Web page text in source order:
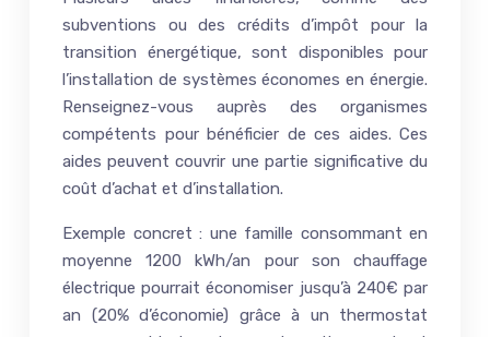
subventions ou des crédits d’impôt pour la
transition énergétique, sont disponibles pour
l’installation de systèmes économes en énergie.
Renseignez-vous auprès des organismes
compétents pour bénéficier de ces aides. Ces
aides peuvent couvrir une partie significative du
coût d’achat et d’installation.
Exemple concret : une famille consommant en
moyenne 1200 kWh/an pour son chauffage
électrique pourrait économiser jusqu’à 240€ par
an (20% d’économie) grâce à un thermostat